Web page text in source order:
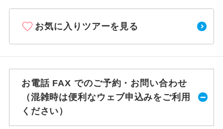
お気に入りツアーを見る
お電話 FAX でのご予約・お問い合わせ
（混雑時は便利なウェブ申込みをご利用
ください）